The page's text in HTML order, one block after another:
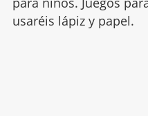
usaréis lápiz y papel.